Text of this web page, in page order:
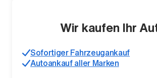
Wir kaufen Ihr
Sofortiger Fahrzeugankauf
Autoankauf aller Marken